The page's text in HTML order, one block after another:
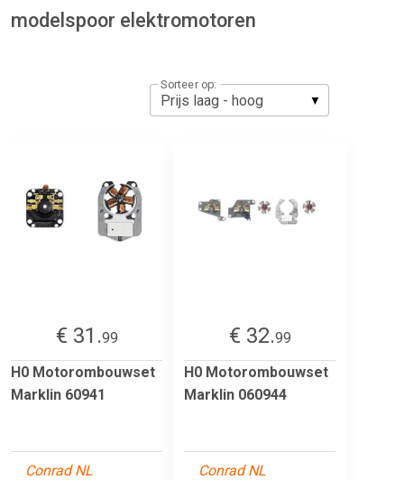
modelspoor elektromotoren
Sorteer op:
€ 31.99
H0 Motorombouwset
Marklin 60941
Conrad NL
€ 32.99
H0 Motorombouwset
Marklin 060944
Conrad NL